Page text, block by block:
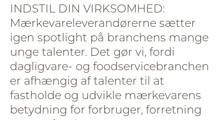
INDSTIL DIN VIRKSOMHED:
Mærkevareleverandørerne sætter
igen spotlight på branchens mange
unge talenter. Det gør vi, fordi
dagligvare- og foodservicebranchen
er afhængig af talenter til at
fastholde og udvikle mærkevarens
betydning for forbruger, forretning